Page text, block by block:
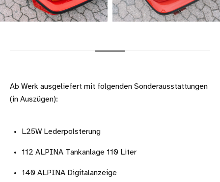
Ab Werk ausgeliefert mit folgenden Sonderausstattungen
(in Auszügen):
L25W Lederpolsterung
112 ALPINA Tankanlage 110 Liter
140 ALPINA Digitalanzeige